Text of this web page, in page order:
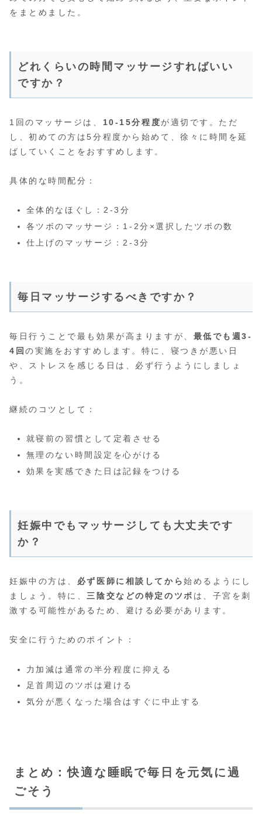
をまとめました。
どれくらいの時間マッサージすればいい
ですか？
1回のマッサージは、 10-15分程度が適切です。ただ
し、初めての方は5分程度から始めて、徐々に時間を延
ばしていくことをおすすめします。
具体的な時間配分：
全体的なほぐし：2-3分
各ツボのマッサージ：1-2分×選択したツボの数
仕上げのマッサージ：2-3分
毎日マッサージするべきですか？
毎日行うことで最も効果が高まりますが、 最低でも週3-
4回の実施をおすすめします。特に、寝つきが悪い日
や、ストレスを感じる日は、必ず行うようにしましょ
う。
継続のコツとして：
就寝前の習慣として定着させる
無理のない時間設定を心がける
効果を実感できた日は記録をつける
妊娠中でもマッサージしても大丈夫です
か？
妊娠中の方は、 必ず医師に相談してから始めるようにし
ましょう。特に、 三陰交などの特定のツボ は、子宮を刺
激する可能性があるため、避ける必要があります。
安全に行うためのポイント：
力加減は通常の半分程度に抑える
足首周辺のツボは避ける
気分が悪くなった場合はすぐに中止する
まとめ：快適な睡眠で毎日を元気に過
ごそう